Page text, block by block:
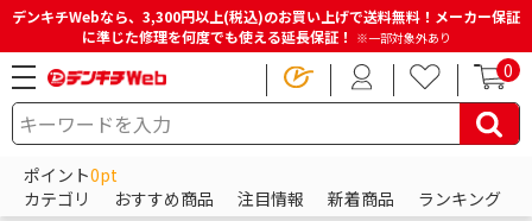
デンキチWebなら、3,300円以上(税込)のお買い上げで送料無料！メーカー保証
に準じた修理を何度でも使える延長保証！ ※一部対象外あり
0
ポイント0pt
カテゴリ
おすすめ商品 注目情報 新着商品
ランキング